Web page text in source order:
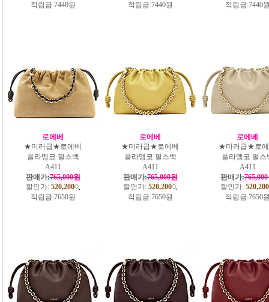
적립금:7440원 적립금:7440원 적립금:7440
로에베
★미러급★로에베
플라멩코 펄스백
A411
판매가:765,000원
할인가: 520,200
적립금:7650원
로에베
★미러급★로에베
플라멩코 펄스백
A411
판매가:765,000원
할인가: 520,200
적립금:7650원
로에베
★미러급★로
플라멩코 펄스
A411
판매가:
할인가: 520,200
적립금:7650